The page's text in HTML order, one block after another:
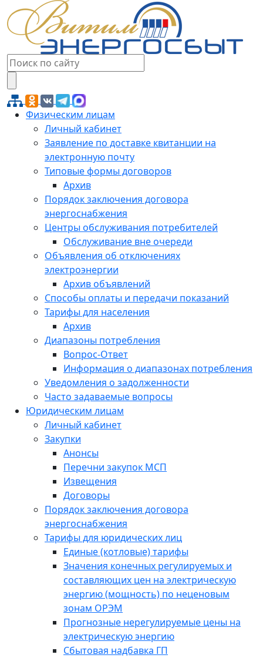
Физическим лицам
Личный кабинет
Заявление по доставке квитанции на
электронную почту
Типовые формы договоров
Архив
Порядок заключения договора
энергоснабжения
Центры обслуживания потребителей
Обслуживание вне очереди
Объявления об отключениях
электроэнергии
Архив объявлений
Способы оплаты и передачи показаний
Тарифы для населения
Архив
Диапазоны потребления
Вопрос-Ответ
Информация о диапазонах потребления
Уведомления о задолженности
Часто задаваемые вопросы
Юридическим лицам
Личный кабинет
Закупки
Анонсы
Перечни закупок МСП
Извещения
Договоры
Порядок заключения договора
энергоснабжения
Тарифы для юридических лиц
Единые (котловые) тарифы
Значения конечных регулируемых и
составляющих цен на электрическую
энергию (мощность) по неценовым
зонам ОРЭМ
Прогнозные нерегулируемые цены на
электрическую энергию
Сбытовая надбавка ГП